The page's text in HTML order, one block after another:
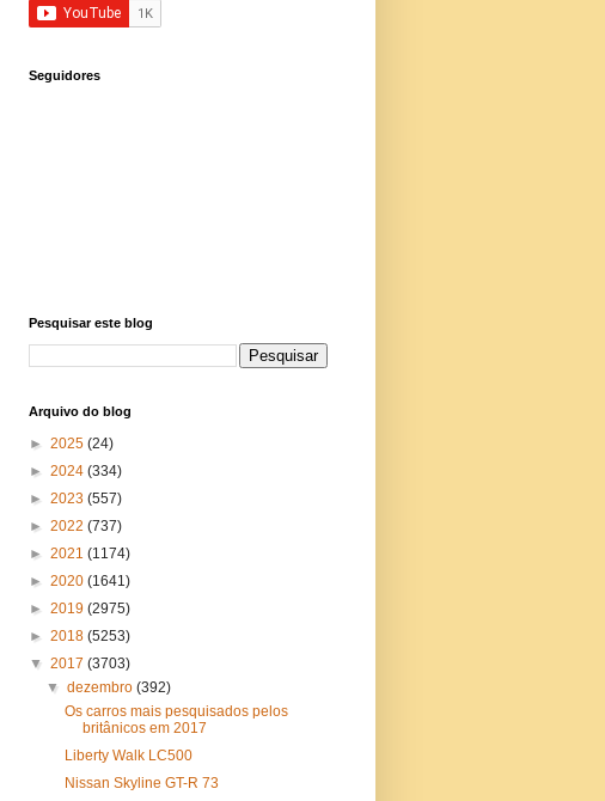
Seguidores
Pesquisar este blog
Arquivo do blog
► 2025 (24)
► 2024 (334)
► 2023 (557)
► 2022 (737)
► 2021 (1174)
► 2020 (1641)
► 2019 (2975)
► 2018 (5253)
▼ 2017 (3703)
▼dezembro(392)
Os carros mais pesquisados pelos
britânicos em 2017
Liberty Walk LC500
Nissan Skyline GT-R 73